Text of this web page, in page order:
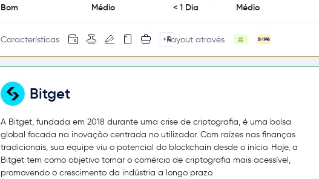
Bom Médio < 1 Dia Médio
Características +4Payout através
Bitget
A Bitget, fundada em 2018 durante uma crise de criptografia, é uma bolsa
global focada na inovação centrada no utilizador. Com raízes nas finanças
tradicionais, sua equipe viu o potencial do blockchain desde o início. Hoje, a
Bitget tem como objetivo tornar o comércio de criptografia mais acessível,
promovendo o crescimento da indústria a longo prazo.